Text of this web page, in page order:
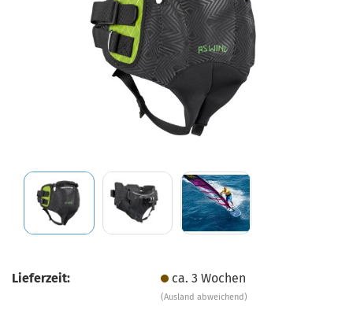
Lieferzeit: ca. 3 Wochen
(Ausland abweichend)